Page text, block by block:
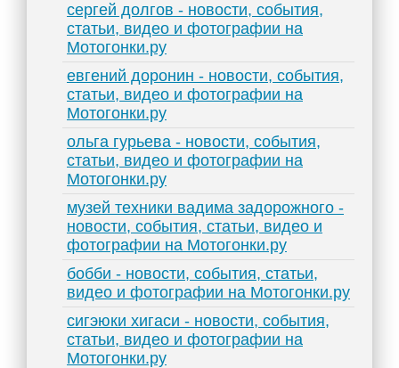
сергей долгов - новости, события,
статьи, видео и фотографии на
Мотогонки.ру
евгений доронин - новости, события,
статьи, видео и фотографии на
Мотогонки.ру
ольга гурьева - новости, события,
статьи, видео и фотографии на
Мотогонки.ру
музей техники вадима задорожного -
новости, события, статьи, видео и
фотографии на Мотогонки.ру
бобби - новости, события, статьи,
видео и фотографии на Мотогонки.ру
сигэюки хигаси - новости, события,
статьи, видео и фотографии на
Мотогонки.ру